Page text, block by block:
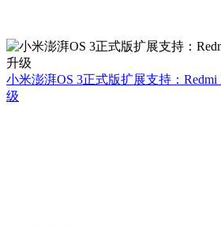
小米澎湃OS 3正式版扩展支持：
级